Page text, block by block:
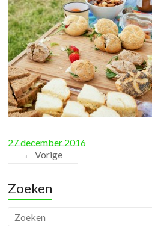
27 december 2016
← Vorige
Zoeken